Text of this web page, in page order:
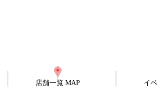
店舗一覧 MAP イ